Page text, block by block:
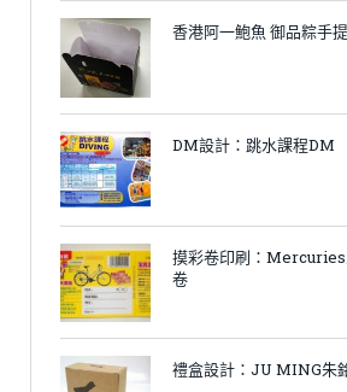
香港阿一鮑魚 御品粽手
DM設計：跳水課程DM
摸彩卷印刷：
卷
禮盒設計：JU MING朱